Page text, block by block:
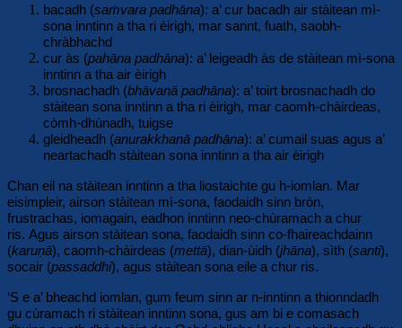
bacadh (saṁvara padhāna): a’ cur bacadh air stàitean mì-
sona inntinn a tha ri èirigh, mar sannt, fuath, saobh-
chràbhachd
cur às (pahāna padhāna): a’ leigeadh às de stàitean mì-sona
inntinn a tha air èirigh
brosnachadh (bhāvanā padhāna): a’ toirt brosnachadh do
stàitean sona inntinn a tha ri èirigh, mar caomh-chàirdeas,
còmh-dhùnadh, tuigse
gleidheadh (anurakkhanā padhāna): a’ cumail suas agus a’
neartachadh stàitean sona inntinn a tha air èirigh
Chan eil na stàitean inntinn a tha liostaichte gu h-iomlan. Mar
eisimpleir, airson stàitean mì-sona, faodaidh sinn bròn,
frustrachas, iomagain, eadhon inntinn neo-chùramach a chur
ris. Agus airson stàitean sona, faodaidh sinn co-fhaireachdainn
(karuṇā), caomh-chàirdeas (mettā), dian-ùidh (jhāna), sìth (santi),
socair (passaddhi), agus stàitean sona eile a chur ris.
‘S e a’ bheachd iomlan, gum feum sinn ar n-inntinn a thionndadh
gu cùramach ri stàitean inntinn sona, gus am bi e comasach